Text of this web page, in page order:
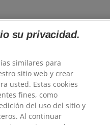
su privacidad.
similares para
sitio web y crear
usted. Estas cookies
fines, como
del uso del sitio y
Al continuar